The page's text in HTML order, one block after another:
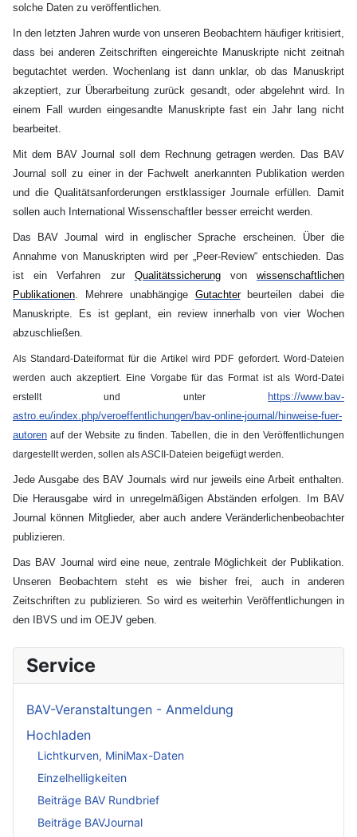
solche Daten zu veröffentlichen.
In den letzten Jahren wurde von unseren Beobachtern häufiger kritisiert,
dass bei anderen Zeitschriften eingereichte Manuskripte nicht zeitnah
begutachtet werden. Wochenlang ist dann unklar, ob das Manuskript
akzeptiert, zur Überarbeitung zurück gesandt, oder abgelehnt wird. In
einem Fall wurden eingesandte Manuskripte fast ein Jahr lang nicht
bearbeitet.
Mit dem BAV Journal soll dem Rechnung getragen werden. Das BAV
Journal soll zu einer in der Fachwelt anerkannten Publikation werden
und die Qualitätsanforderungen erstklassiger Journale erfüllen. Damit
sollen auch International Wissenschaftler besser erreicht werden.
Das BAV Journal wird in englischer Sprache erscheinen. Über die
Annahme von Manuskripten wird per „Peer-Review“ entschieden. Das
ist ein Verfahren zur Qualitätssicherungvonwissenschaftlichen
Publikationen . Mehrere unabhängige Gutachterbeurteilen dabei die
Manuskripte. Es ist geplant, ein review innerhalb von vier Wochen
abzuschließen.
Als Standard-Dateiformat für die Artikel wird PDF gefordert. Word-Dateien
werden auch akzeptiert. Eine Vorgabe für das Format ist als Word-Datei
erstellt und unter
https://www.bav-
astro.eu/index.php/veroeffentlichungen/bav-online-journal/hinweise-fuer-
autoren auf der Website zu finden. Tabellen, die in den Veröffentlichungen
dargestellt werden, sollen als ASCII-Dateien beigefügt werden.
Jede Ausgabe des BAV Journals wird nur jeweils eine Arbeit enthalten.
Die Herausgabe wird in unregelmäßigen Abständen erfolgen. Im BAV
Journal können Mitglieder, aber auch andere Veränderlichenbeobachter
publizieren.
Das BAV Journal wird eine neue, zentrale Möglichkeit der Publikation.
Unseren Beobachtern steht es wie bisher frei, auch in anderen
Zeitschriften zu publizieren. So wird es weiterhin Veröffentlichungen in
den IBVS und im OEJV geben.
Service
BAV-Veranstaltungen - Anmeldung
Hochladen
Lichtkurven, MiniMax-Daten
Einzelhelligkeiten
Beiträge BAV Rundbrief
Beiträge BAVJournal